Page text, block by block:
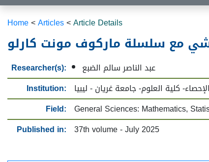
Home<Articles<Article Details
مع سلسلة ماركوف مونت كارلو
Researcher(s):
عبد الناصر سالم الضبع
Institution: كلية العلوم- جامعة غريان - ليبيا
Field: General Sciences: Mathematics,
Published in: 37th volume - July 2025